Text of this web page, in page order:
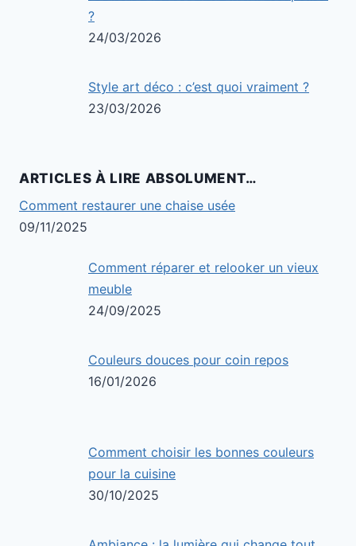
?
24/03/2026
Style art déco : c’est quoi vraiment ?
23/03/2026
ARTICLES À LIRE ABSOLUMENT…
Comment restaurer une chaise usée
09/11/2025
Comment réparer et relooker un vieux
meuble
24/09/2025
Couleurs douces pour coin repos
16/01/2026
Comment choisir les bonnes couleurs
pour la cuisine
30/10/2025